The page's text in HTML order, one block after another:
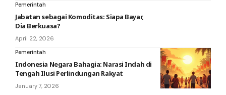
Pemerintah
Jabatan sebagai Komoditas: Siapa Bayar,
Dia Berkuasa?
April 22, 2026
Pemerintah
Indonesia Negara Bahagia: Narasi Indah di
Tengah Ilusi Perlindungan Rakyat
January 7, 2026